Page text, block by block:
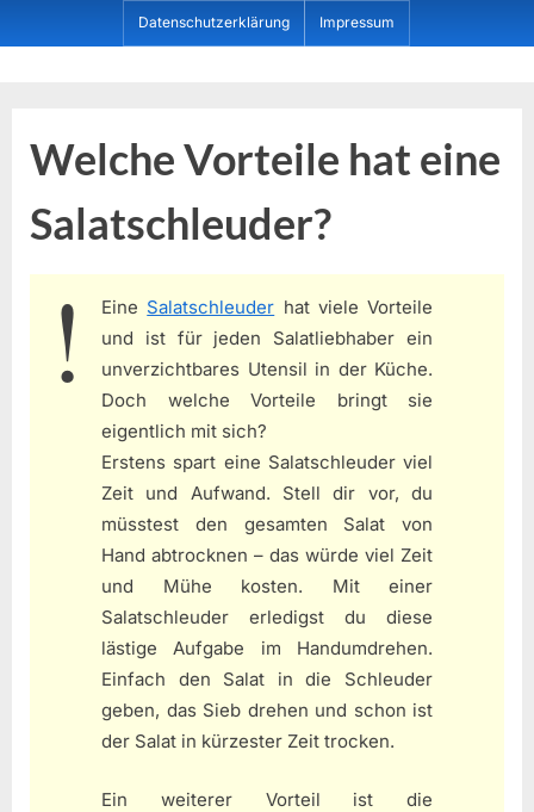
to
Datenschutzerklärung Impressum
Welche Vorteile hat eine
Salatschleuder?
Eine Salatschleuder hat viele Vorteile
und ist für jeden Salatliebhaber ein
unverzichtbares Utensil in der Küche.
Doch welche Vorteile bringt sie
eigentlich mit sich?
Erstens spart eine Salatschleuder viel
Zeit und Aufwand. Stell dir vor, du
müsstest den gesamten Salat von
Hand abtrocknen – das würde viel Zeit
und Mühe kosten. Mit einer
Salatschleuder erledigst du diese
lästige Aufgabe im Handumdrehen.
Einfach den Salat in die Schleuder
geben, das Sieb drehen und schon ist
der Salat in kürzester Zeit trocken.
Ein weiterer Vorteil ist die